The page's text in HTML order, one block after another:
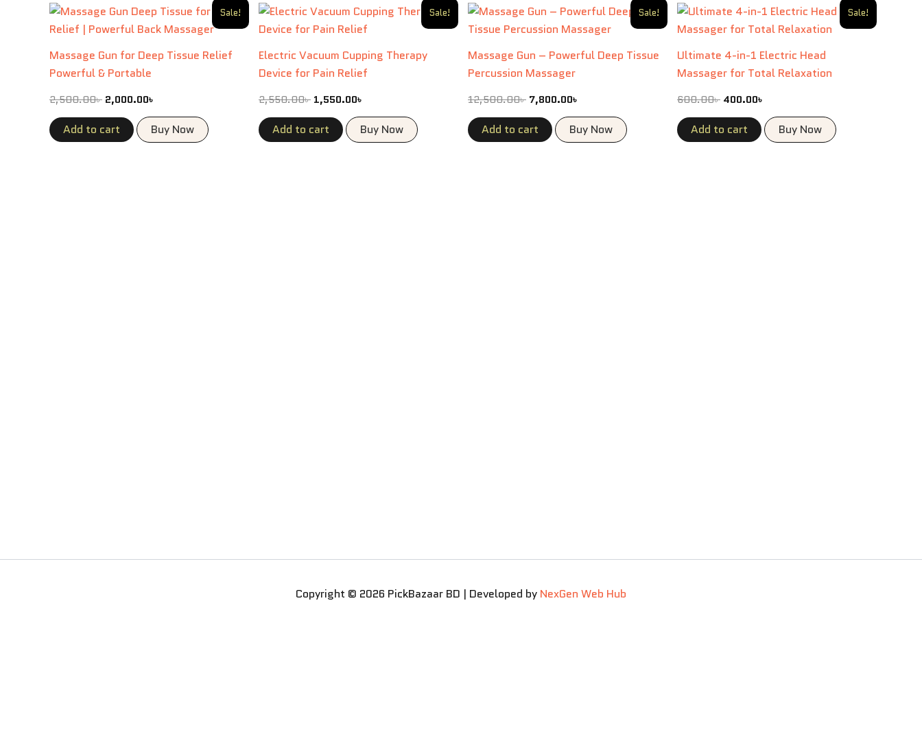
Sale!
Massage Gun for Deep Tissue Relief
Powerful & Portable
2,500.00৳
Original
was:
2,000.00৳
Current
is:
Add to cart Buy Now
Sale!
Electric Vacuum Cupping Therapy
Device for Pain Relief
2,550.00৳
Original
was:
1,550.00৳
Current
price
is:
Add to cart Buy Now
Sale!
Massage Gun – Powerful Deep Tissue
Percussion Massager
12,500.00৳
Original
was:
7,800.00৳
Current
is:
Add to cart Buy Now
Sale!
Ultimate 4-in-1 Electric Head
Massager for Total Relaxation
600.00৳
Original
was:
400.00৳
Current
is:
Add to cart Buy Now
Copyright © 2026 PickBazaar BD | Developed by NexGen Web Hub